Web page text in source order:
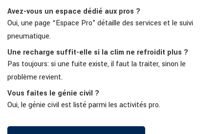
Avez-vous un espace dédié aux pros ?
Oui, une page “Espace Pro” détaille des services et le suivi
pneumatique.
Une recharge suffit-elle si la clim ne refroidit plus ?
Pas toujours: si une fuite existe, il faut la traiter, sinon le
problème revient.
Vous faites le génie civil ?
Oui, le génie civil est listé parmi les activités pro.